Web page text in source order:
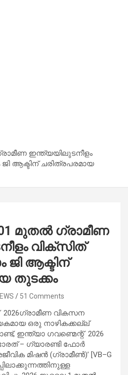
ഇന്ത്യയിലുടനീളം
ജി ആക്ടിന് ചരിത്രപരമായ
മുതൽ ഗ്രാമീണ
വിക്സിത്
ജി ആക്ടിന്
തുടക്കം
51 Comments
ഗ്രാമീണ വികസന
ഒരു നാഴികക്കല്ല്
ഇന്ത്യാ ഗവണ്മെന്റ് 2026
– ഗ്യാരണ്ടി ഫോർ
മിഷൻ (ഗ്രാമീൺ)’ [VB–G